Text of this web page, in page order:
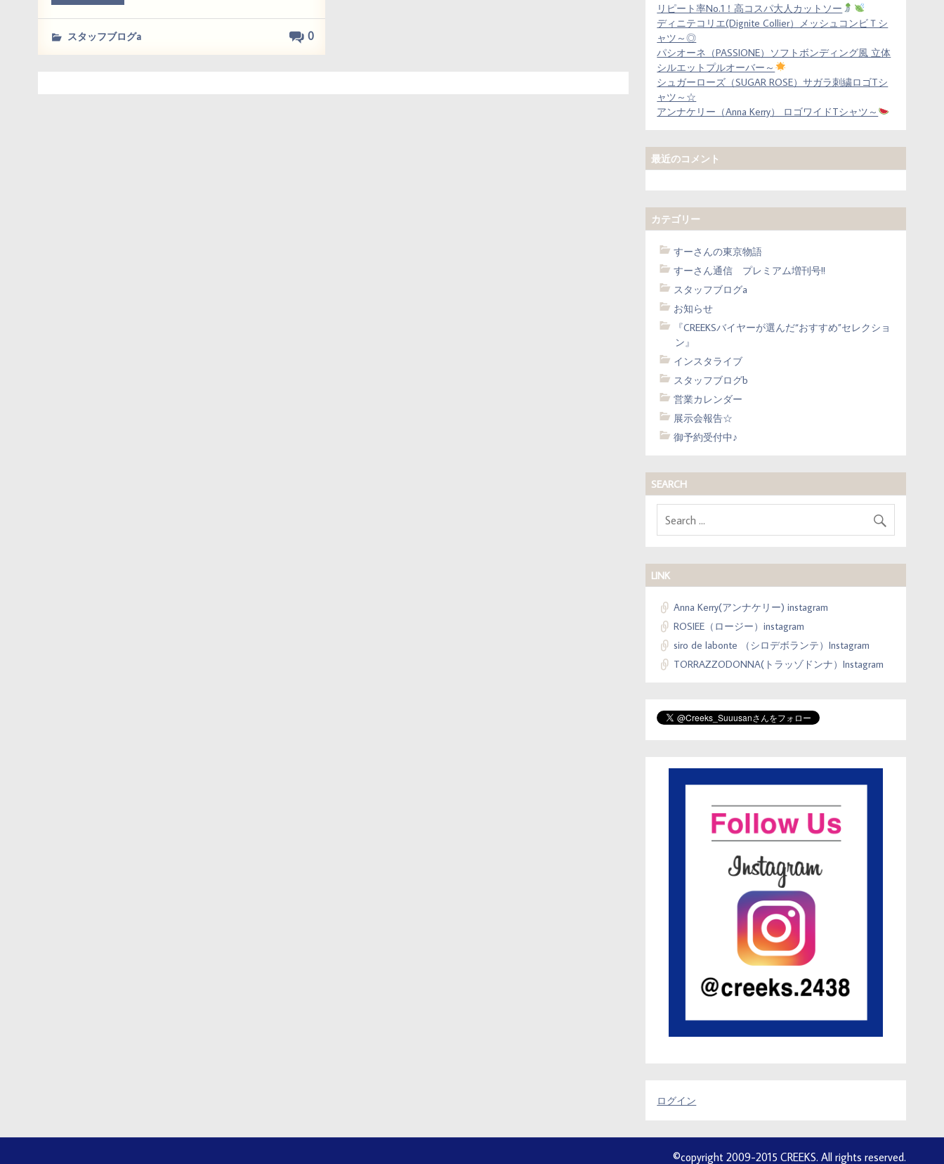
0
スタッフブログa
リピート率No.1！高コスパ大人カットソー
ディニテコリエ(Dignite Collier）メッシュコンビＴシ
ャツ～◎
パシオーネ（PASSIONE）ソフトボンディング風 立体
シルエットプルオーバー～
シュガーローズ（SUGAR ROSE）サガラ刺繍ロゴTシ
ャツ～☆
アンナケリー（Anna Kerry） ロゴワイドTシャツ～
最近のコメント
カテゴリー
すーさんの東京物語
すーさん通信 プレミアム増刊号!!
スタッフブログa
お知らせ
『CREEKSバイヤーが選んだ“おすすめ”セレクショ
ン』
インスタライブ
スタッフブログb
営業カレンダー
展示会報告☆
御予約受付中♪
SEARCH
LINK
Anna Kerry(アンナケリー) instagram
ROSIEE（ロージー）instagram
siro de labonte （シロデボランテ）Instagram
TORRAZZODONNA(トラッゾドンナ）Instagram
ログイン
©copyright 2009-2015 CREEKS. All rights reserved.